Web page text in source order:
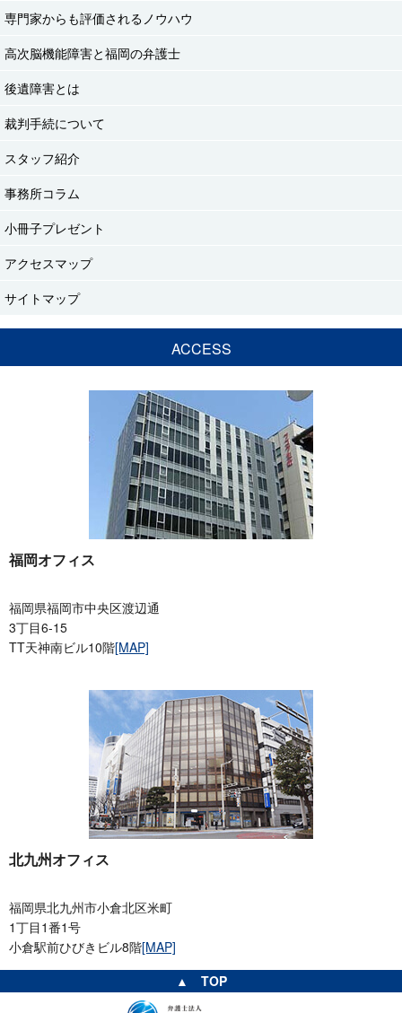
専門家からも評価されるノウハウ
高次脳機能障害と福岡の弁護士
後遺障害とは
裁判手続について
スタッフ紹介
事務所コラム
小冊子プレゼント
アクセスマップ
サイトマップ
ACCESS
福岡オフィス
福岡県福岡市中央区渡辺通
3丁目6-15
TT天神南ビル10階[MAP]
北九州オフィス
福岡県北九州市小倉北区米町
1丁目1番1号
小倉駅前ひびきビル8階[MAP]
▲ TOP